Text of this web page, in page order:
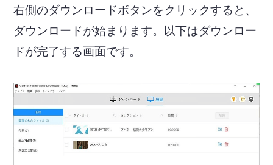
右側のダウンロードボタンをクリックすると、
ダウンロードが始まります。以下はダウンロー
ドが完了する画面です。